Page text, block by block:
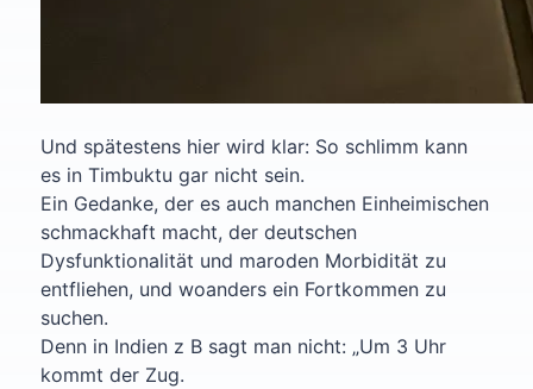
Und spätestens hier wird klar: So schlimm kann
es in Timbuktu gar nicht sein.
Ein Gedanke, der es auch manchen Einheimischen
schmackhaft macht, der deutschen
Dysfunktionalität und maroden Morbidität zu
entfliehen, und woanders ein Fortkommen zu
suchen.
Denn in Indien z B sagt man nicht: „Um 3 Uhr
kommt der Zug.